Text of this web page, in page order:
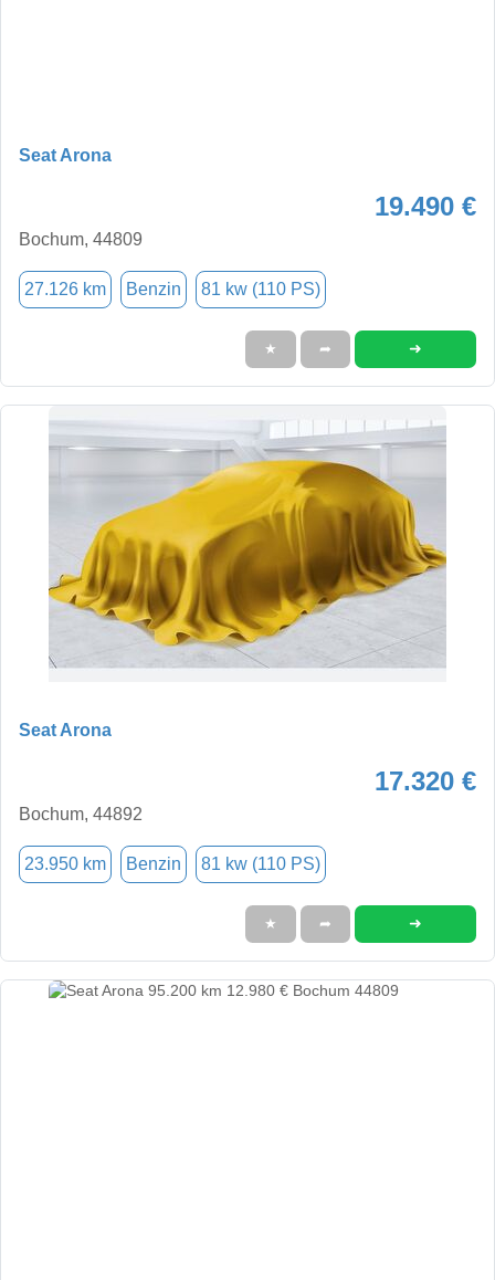
Seat Arona
19.490 €
Bochum, 44809
27.126 km Benzin 81 kw (110 PS)
★ ➦ ➜
Seat Arona
17.320 €
Bochum, 44892
23.950 km Benzin 81 kw (110 PS)
★ ➦ ➜